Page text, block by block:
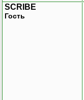
SCRIBE
Гость